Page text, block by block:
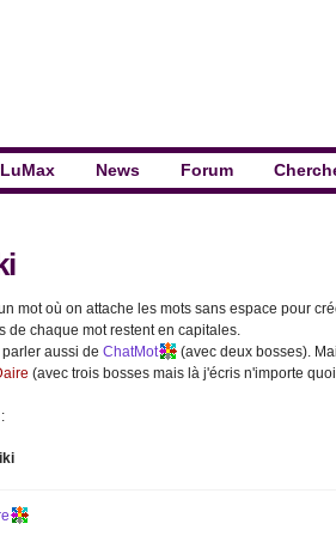
News Forum
mot où on attache les mots sans espace pour
de chaque mot restent en capitales.
aussi de ChatMot (avec deux bosses).
(avec trois bosses mais là j'écris n'importe